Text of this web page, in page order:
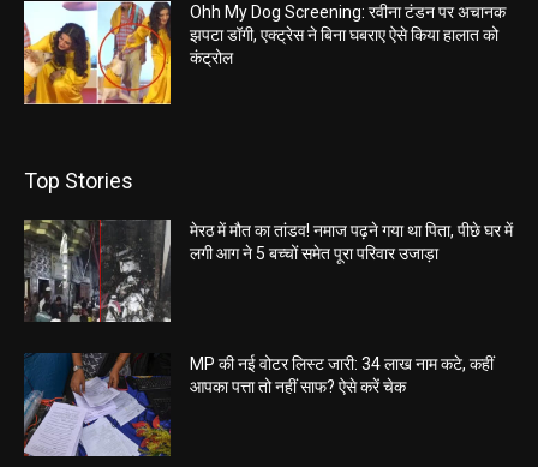
Ohh My Dog Screening: रवीना टंडन पर अचानक
झपटा डॉगी, एक्ट्रेस ने बिना घबराए ऐसे किया हालात को
कंट्रोल
Top Stories
मेरठ में मौत का तांडव! नमाज पढ़ने गया था पिता, पीछे घर में
लगी आग ने 5 बच्चों समेत पूरा परिवार उजाड़ा
MP की नई वोटर लिस्ट जारी: 34 लाख नाम कटे, कहीं
आपका पत्ता तो नहीं साफ? ऐसे करें चेक